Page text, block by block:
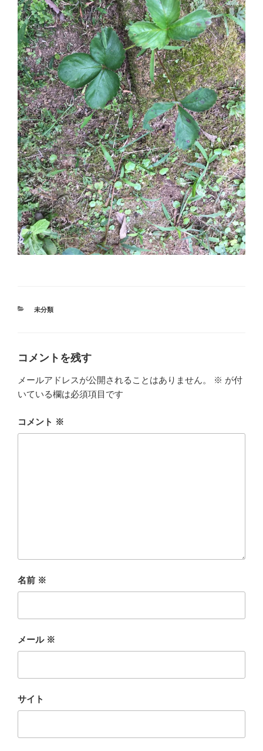
カ
未分類
コメントを残す
メールアドレスが公開されることはありません。 ※ が付
いている欄は必須項目です
コメント ※
名前 ※
メール ※
サイト